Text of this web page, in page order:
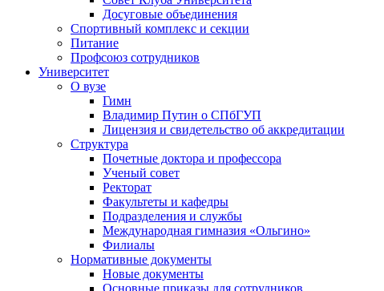
Досуговые объединения
Спортивный комплекс и секции
Питание
Профсоюз сотрудников
Университет
О вузе
Гимн
Владимир Путин о СПбГУП
Лицензия и свидетельство об аккредитации
Структура
Почетные доктора и профессора
Ученый совет
Ректорат
Факультеты и кафедры
Подразделения и службы
Международная гимназия «Ольгино»
Филиалы
Нормативные документы
Новые документы
Основные приказы для сотрудников